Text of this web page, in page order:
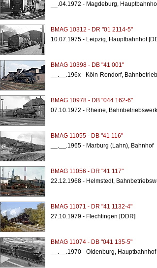
__.04.1972 - Magdeburg,
BMAG 10312 - DR "01 2114-5"
10.07.1975 - Leipzig, Hauptbahnhof
BMAG 10398 - DB "41 001"
__.__.196x - Köln-Rondorf,
BMAG 10978 - DB "044 162-6"
07.10.1972 - Rheine, Bahnbetriebswerk
BMAG 11055 - DB "41 116"
__.__.1965 - Marburg (Lahn), Bahnhof
BMAG 11056 - DR "41 117"
22.12.1968 - Helmstedt,
BMAG 11071 - DR "41 1132-4"
27.10.1979 - Flechtingen [DDR]
BMAG 11074 - DB "041 135-5"
__.__.1970 - Oldenburg, Hauptbahnhof